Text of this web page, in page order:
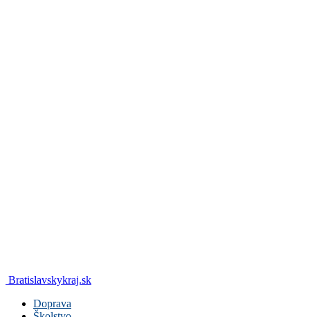
Bratislavskykraj.sk
Doprava